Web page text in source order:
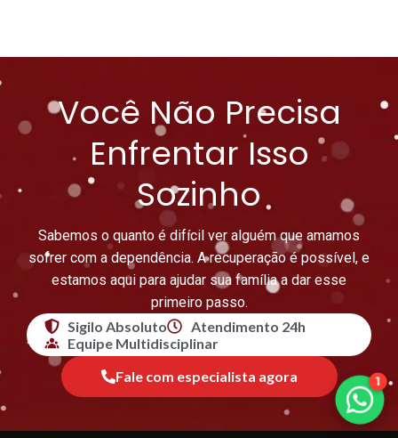
Você Não Precisa
Enfrentar Isso
Sozinho
Sabemos o quanto é difícil ver alguém que amamos
sofrer com a dependência. A recuperação é possível, e
estamos aqui para ajudar sua família a dar esse
primeiro passo.
Sigilo Absoluto
Atendimento 24h
Equipe Multidisciplinar
Fale com especialista agora
1